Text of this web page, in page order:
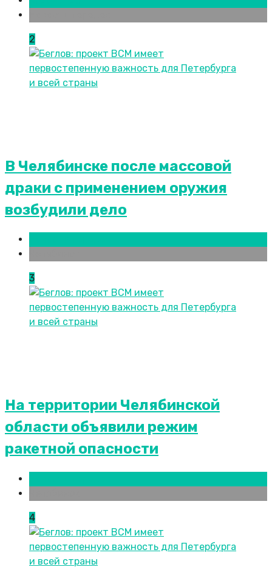
2
В Челябинске после массовой
драки с применением оружия
возбудили дело
3
На территории Челябинской
области объявили режим
ракетной опасности
4